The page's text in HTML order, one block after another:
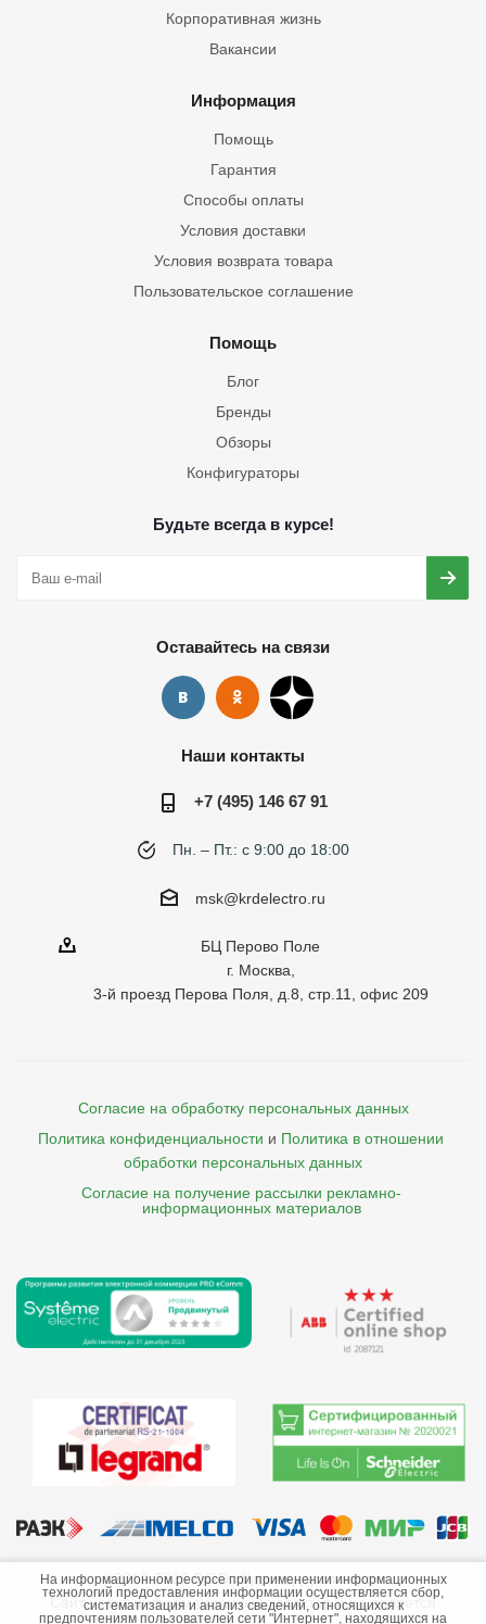
Корпоративная жизнь
Вакансии
Информация
Помощь
Гарантия
Способы оплаты
Условия доставки
Условия возврата товара
Пользовательское соглашение
Помощь
Блог
Бренды
Обзоры
Конфигураторы
Будьте всегда в курсе!
Оставайтесь на связи
Наши контакты
+7 (495) 146 67 91
Пн. – Пт.: с 9:00 до 18:00
msk@krdelectro.ru
БЦ Перово Поле
г. Москва,
3-й проезд Перова Поля, д.8, стр.11, офис 209
Согласие на обработку персональных данных
Политика конфиденциальности и Политика в отношении
обработки персональных данных
Согласие на получение рассылки рекламно-
    информационных материалов
©2013-2026 ООО «Краснодарэлектро»
Сайт носит информационный характер и не является
На информационном ресурсе при применении информационных
технологий предоставления информации осуществляется сбор,
систематизация и анализ сведений, относящихся к
предпочтениям пользователей сети "Интернет", находящихся на